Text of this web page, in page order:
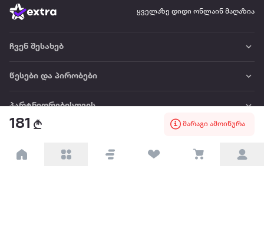
181 მარაგი ამოიწურა
ყველაზე დიდი ონლაინ მაღაზია
ჩვენ შესახებ
წესები და პირობები
პარტნიორებისთვის